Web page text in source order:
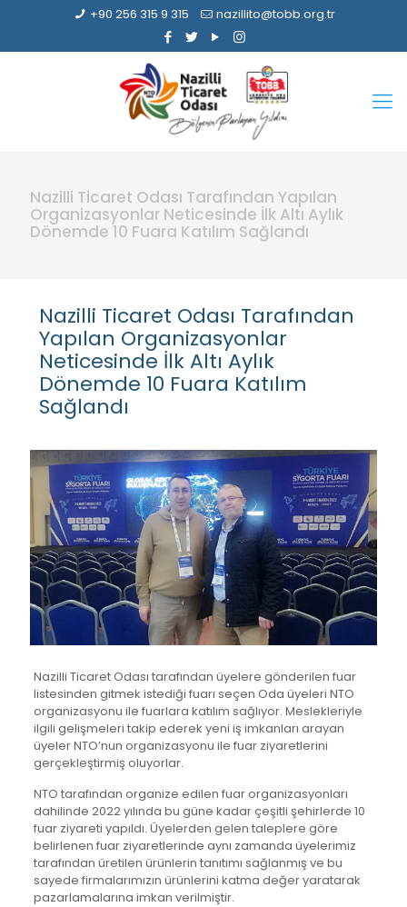
+90 256 315 9 315 nazillito@tobb.org.tr
Nazilli Ticaret Odası Tarafından Yapılan
Organizasyonlar Neticesinde İlk Altı Aylık
Dönemde 10 Fuara Katılım Sağlandı
Nazilli Ticaret Odası Tarafından
Yapılan Organizasyonlar
Neticesinde İlk Altı Aylık
Dönemde 10 Fuara Katılım
Sağlandı
Nazilli Ticaret Odası tarafından üyelere gönderilen fuar
listesinden gitmek istediği fuarı seçen Oda üyeleri NTO
organizasyonu ile fuarlara katılım sağlıyor. Meslekleriyle
ilgili gelişmeleri takip ederek yeni iş imkanları arayan
üyeler NTO’nun organizasyonu ile fuar ziyaretlerini
gerçekleştirmiş oluyorlar.
NTO tarafından organize edilen fuar organizasyonları
dahilinde 2022 yılında bu güne kadar çeşitli şehirlerde 10
fuar ziyareti yapıldı. Üyelerden gelen taleplere göre
belirlenen fuar ziyaretlerinde aynı zamanda üyelerimiz
tarafından üretilen ürünlerin tanıtımı sağlanmış ve bu
sayede firmalarımızın ürünlerini katma değer yaratarak
pazarlamalarına imkan verilmiştir.